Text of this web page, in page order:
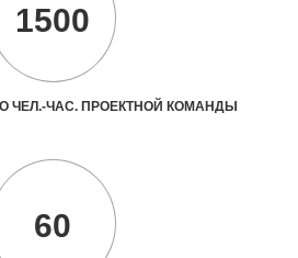
1500
ЧЕЛ.-ЧАС. ПРОЕКТНОЙ КОМАНДЫ
60